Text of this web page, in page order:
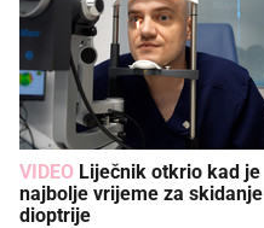
VIDEO
najbolje vrijeme za skidanje
dioptrije